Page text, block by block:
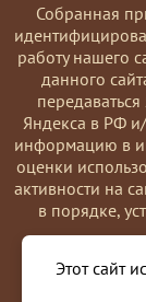
Этот сайт
Coбранная
работу нашего
данного
Яндекса в РФ
информацию в
оценки
активности на
в порядке,
Вы можете